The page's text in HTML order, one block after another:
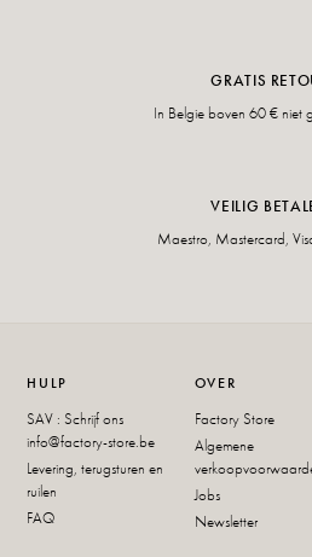
GRATIS
In Belgie boven 60 € niet
VEILIG
Maestro, Mastercard,
HULP
SAV : Schrijf ons
info@factory-store.be
Levering, terugsturen en
ruilen
FAQ
OVER
Factory Store
Algemene
Jobs
Newsletter